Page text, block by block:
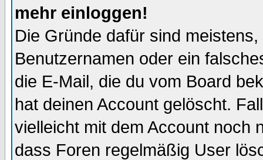
mehr einloggen!
Die Gründe dafür sind
Benutzernamen oder ein
die E-Mail, die du vom Board
hat deinen Account gelöscht.
vielleicht mit dem Account noch
dass Foren regelmäßig User